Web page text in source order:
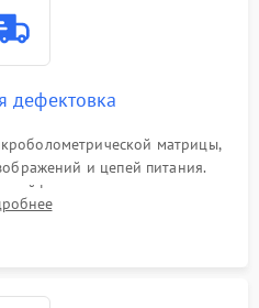
дефектовка
матрицы,
и цепей питания.
модуля памяти и
сгоревших SMD-компонентов